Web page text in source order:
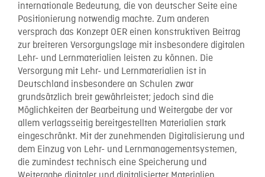
internationale Bedeutung, die von deutscher Seite eine
Positionierung notwendig machte. Zum anderen
versprach das Konzept OER einen konstruktiven Beitrag
zur breiteren Versorgungslage mit insbesondere digitalen
Lehr- und Lernmaterialien leisten zu können. Die
Versorgung mit Lehr- und Lernmaterialien ist in
Deutschland insbesondere an Schulen zwar
grundsätzlich breit gewährleistet; jedoch sind die
Möglichkeiten der Bearbeitung und Weitergabe der vor
allem verlagsseitig bereitgestellten Materialien stark
eingeschränkt. Mit der zunehmenden Digitalisierung und
dem Einzug von Lehr- und Lernmanagementsystemen,
die zumindest technisch eine Speicherung und